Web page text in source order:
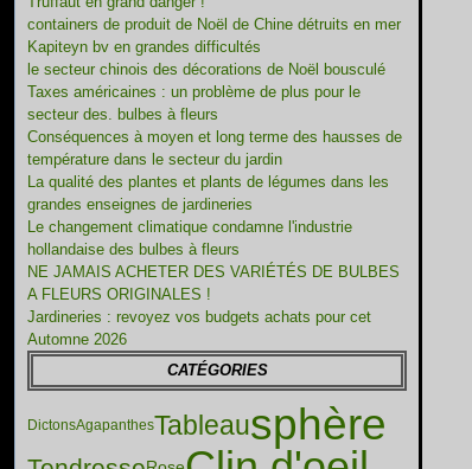
containers de produit de Noël de Chine détruits en mer
Kapiteyn bv en grandes difficultés
le secteur chinois des décorations de Noël bousculé
Taxes américaines : un problème de plus pour le
secteur des. bulbes à fleurs
Conséquences à moyen et long terme des hausses de
température dans le secteur du jardin
La qualité des plantes et plants de légumes dans les
grandes enseignes de jardineries
Le changement climatique condamne l'industrie
hollandaise des bulbes à fleurs
NE JAMAIS ACHETER DES VARIÉTÉS DE BULBES
A FLEURS ORIGINALES !
Jardineries : revoyez vos budgets achats pour cet
Automne 2026
CATÉGORIES
DictonsAgapanthesTableausphère